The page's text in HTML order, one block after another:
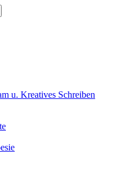
u. Kreatives Schreiben